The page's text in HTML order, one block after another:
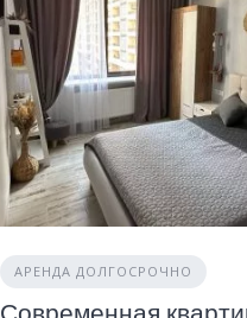
АРЕНДА ДОЛГОСРОЧНО